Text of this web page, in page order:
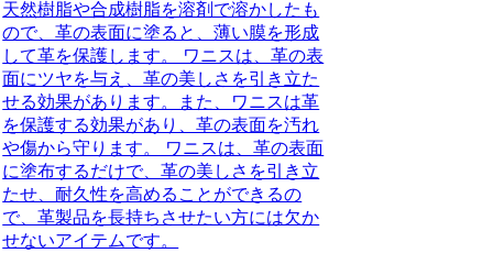
天然樹脂や合成樹脂を溶剤で溶かしたも
ので、革の表面に塗ると、薄い膜を形成
して革を保護します。 ワニスは、革の表
面にツヤを与え、革の美しさを引き立た
せる効果があります。また、ワニスは革
を保護する効果があり、革の表面を汚れ
や傷から守ります。 ワニスは、革の表面
に塗布するだけで、革の美しさを引き立
たせ、耐久性を高めることができるの
で、革製品を長持ちさせたい方には欠か
せないアイテムです。